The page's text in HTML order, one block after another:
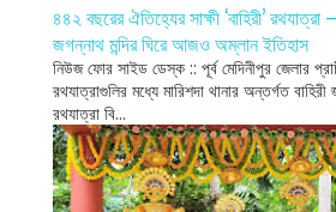
৪৪২ বছরের ঐতিহ্যের সাক্ষী ‘বাহিরী’
জগন্নাথ মন্দির ঘিরে আজও অম্লান ইতিহাস
নিউজ ফোর সাইড ডেস্ক :: পূর্ব মেদিনীপুর জেলার
রথযাত্রাগুলির মধ্যে মারিশদা থানার অন্তর্গত বাহিরী
রথযাত্রা বি...